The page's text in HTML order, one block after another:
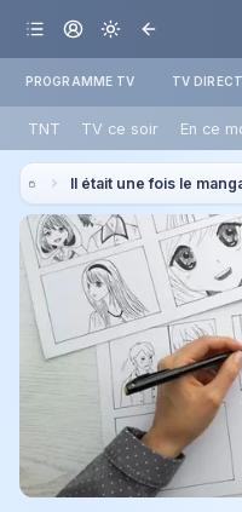
PROGRAMME TV TV DIRECT
TNT TV ce soir En ce
Il était une fois le